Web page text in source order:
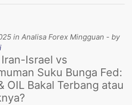
in Analisa Forex Mingguan - by
Israel vs
Suku Bunga Fed:
OIL Bakal Terbang atau